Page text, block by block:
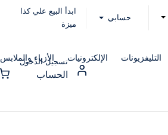
حسابي
ابدأ البيع علي كذا
ميزة
التليفزيونات الإلكترونيات الأزياء والملابس
تسجيل الدخول
الحساب